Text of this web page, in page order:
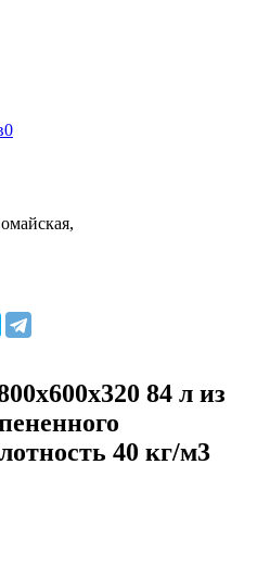
0
84 л из
40 кг/м3